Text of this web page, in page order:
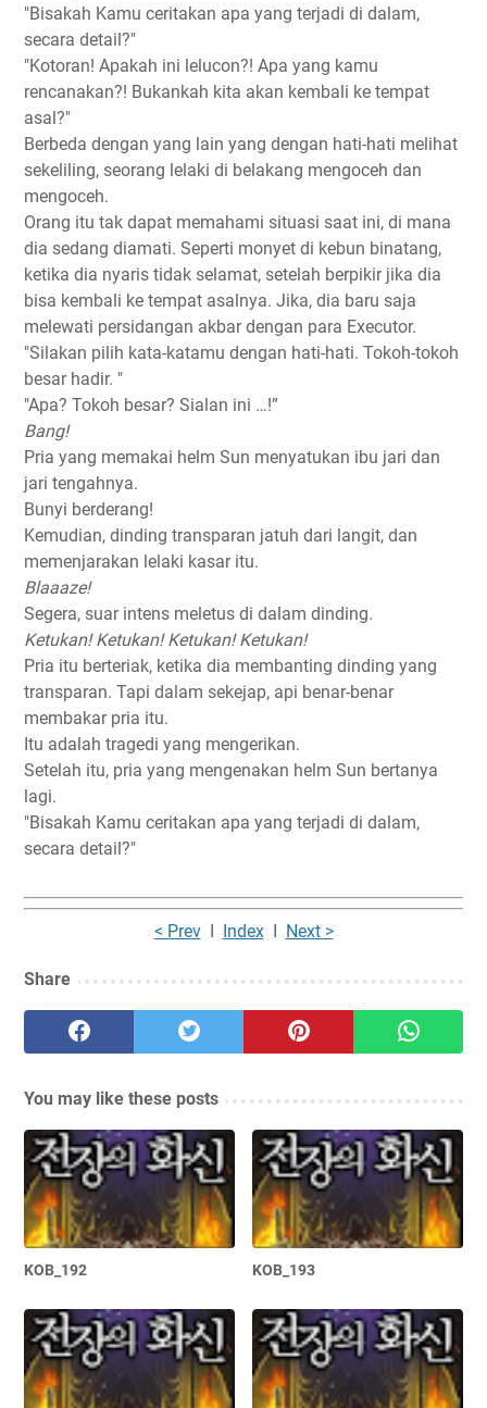
"Bisakah Kamu ceritakan apa yang terjadi di dalam,
secara detail?"
"Kotoran! Apakah ini lelucon?! Apa yang kamu
rencanakan?! Bukankah kita akan kembali ke tempat
asal?"
Berbeda dengan yang lain yang dengan hati-hati melihat
sekeliling, seorang lelaki di belakang mengoceh dan
mengoceh.
Orang itu tak dapat memahami situasi saat ini, di mana
dia sedang diamati. Seperti monyet di kebun binatang,
ketika dia nyaris tidak selamat, setelah berpikir jika dia
bisa kembali ke tempat asalnya. Jika, dia baru saja
melewati persidangan akbar dengan para Executor.
"Silakan pilih kata-katamu dengan hati-hati. Tokoh-tokoh
besar hadir. "
"Apa? Tokoh besar? Sialan ini …!”
Bang!
Pria yang memakai helm Sun menyatukan ibu jari dan
jari tengahnya.
Bunyi berderang!
Kemudian, dinding transparan jatuh dari langit, dan
memenjarakan lelaki kasar itu.
Blaaaze!
Segera, suar intens meletus di dalam dinding.
Ketukan! Ketukan! Ketukan! Ketukan!
Pria itu berteriak, ketika dia membanting dinding yang
transparan. Tapi dalam sekejap, api benar-benar
membakar pria itu.
Itu adalah tragedi yang mengerikan.
Setelah itu, pria yang mengenakan helm Sun bertanya
lagi.
"Bisakah Kamu ceritakan apa yang terjadi di dalam,
secara detail?"
< PrevI IndexI Next >
Share
You may like these posts
KOB_192 KOB_193